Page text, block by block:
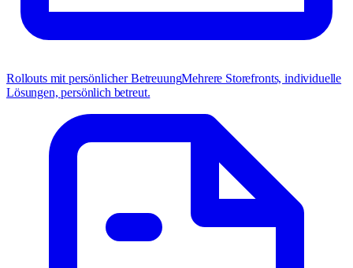
Rollouts mit persönlicher BetreuungMehrere Storefronts, individuelle
Lösungen, persönlich betreut.